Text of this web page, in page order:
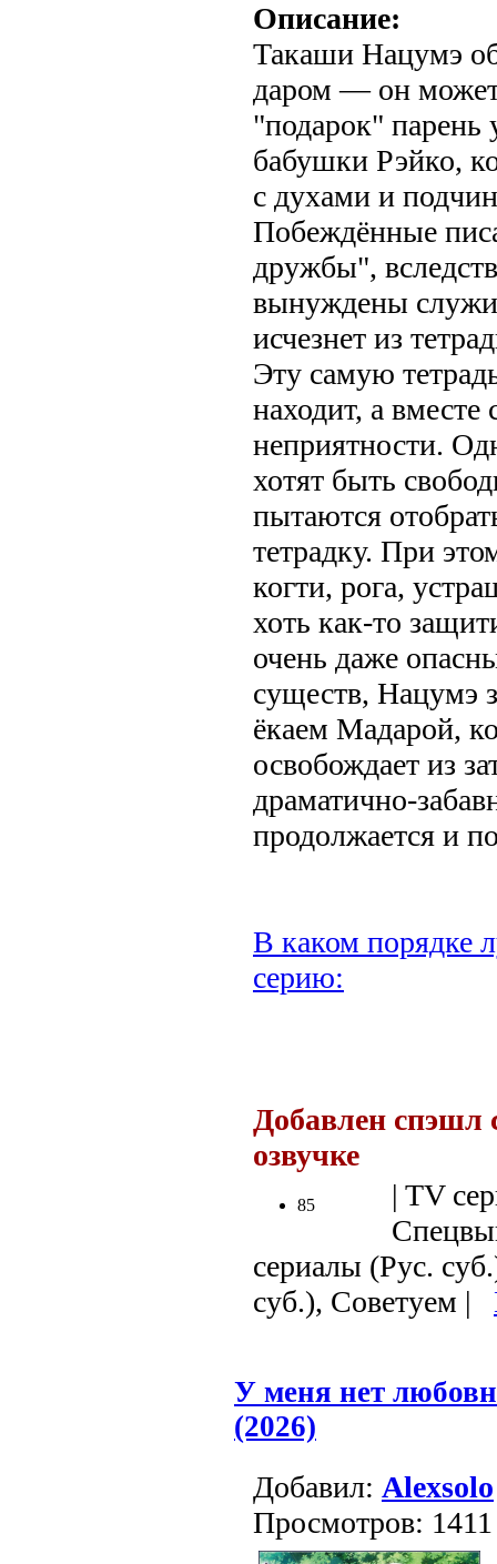
Описание:
Такаши Нацумэ
даром — он может
"подарок" парень
бабушки Рэйко,
с духами и
Побеждённые
дружбы",
вынуждены
исчезнет из
Эту самую
находит, а
неприятности.
хотят быть
пытаются
тетрадку. При
когти, рога,
хоть как-то
очень даже
существ, Нацумэ
ёкаем Мадарой,
освобождает из
драматично-
продолжается и
В каком порядке
серию:
Добавлен спэшл
озвучке
85
| TV
сериалы (Рус.
суб.), Советуем |
У меня нет
(2026)
Добавил: Alexsolo
Просмотров: 1411